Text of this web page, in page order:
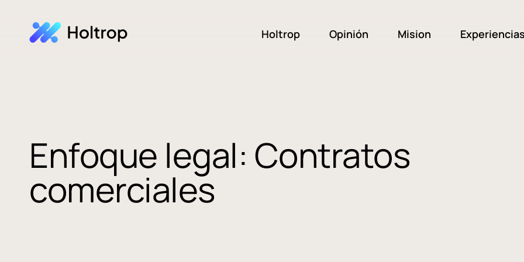
Holtrop Opinión Mision Experiencias
Enfoque legal: Contratos
comerciales